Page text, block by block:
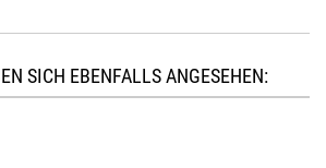
SICH EBENFALLS ANGESEHEN: